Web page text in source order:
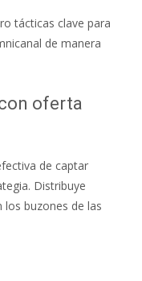
tácticas clave para
de manera
oferta
de captar
Distribuye
los buzones de las